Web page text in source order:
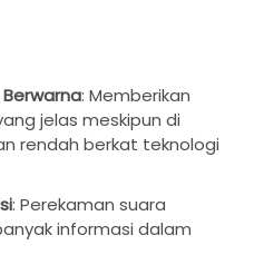
: Memberikan
jelas meskipun di
rendah berkat teknologi
: Perekaman suara
informasi dalam